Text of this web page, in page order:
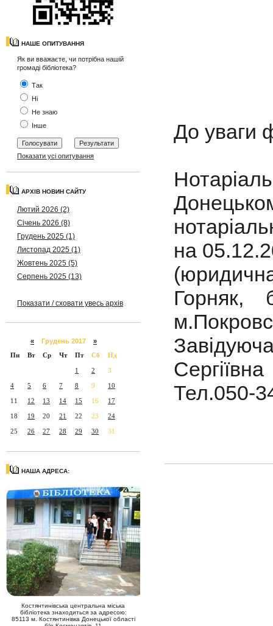
НАШЕ ОПИТУВАННЯ
Як ви вважаєте, чи потрібна нашій
громаді бібліотека?
Так
Ні
Не знаю
Інше
Показати усі опитування
АРХІВ НОВИН САЙТУ
Лютий 2026 (2)
Січень 2026 (8)
Грудень 2025 (1)
Листопад 2025 (1)
Жовтень 2025 (5)
Серпень 2025 (13)
Показати / сховати увесь архів
« Грудень 2017 »
Пн
Вт Ср Чт Пт Сб Нд
1 2 3
4 5 6 7 8 9 10
11 12 13 14 15 16 17
18 19 20 21 22 23 24
25 26 27 28 29 30 31
НАША АДРЕСА:
Костянтинівська центральна міська
бібліотека знаходиться за адресою:
85113 м. Костянтинівка Донецької області
До уваги
на
Горняк,
Сергіївна
Тел.050-